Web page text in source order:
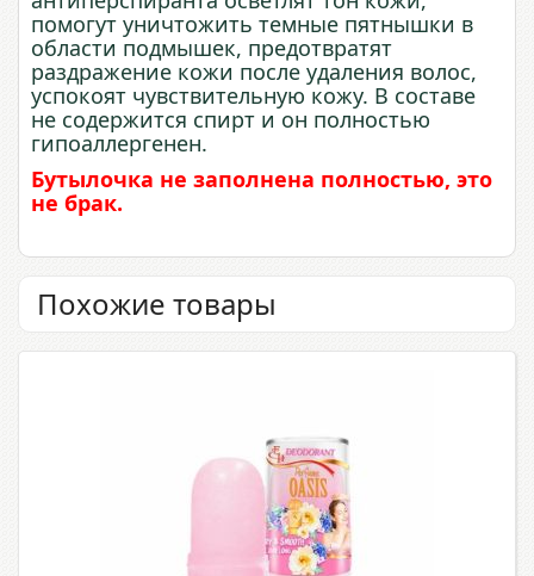
помогут уничтожить темные пятнышки в
области подмышек, предотвратят
раздражение кожи после удаления волос,
успокоят чувствительную кожу. В составе
не содержится спирт и он полностью
гипоаллергенен.
Бутылочка не заполнена полностью, это
не брак.
Похожие товары